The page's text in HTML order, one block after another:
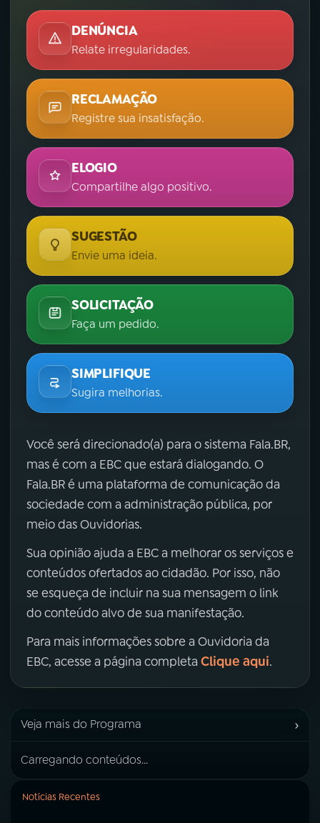
DENÚNCIA
Relate irregularidades.
RECLAMAÇÃO
Registre sua insatisfação.
ELOGIO
Compartilhe algo positivo.
SUGESTÃO
Envie uma ideia.
SOLICITAÇÃO
Faça um pedido.
SIMPLIFIQUE
Sugira melhorias.
Você será direcionado(a) para o sistema Fala.BR,
mas é com a EBC que estará dialogando. O
Fala.BR é uma plataforma de comunicação da
sociedade com a administração pública, por
meio das Ouvidorias.
Sua opinião ajuda a EBC a melhorar os serviços e
conteúdos ofertados ao cidadão. Por isso, não
se esqueça de incluir na sua mensagem o link
do conteúdo alvo de sua manifestação.
Para mais informações sobre a Ouvidoria da
EBC, acesse a página completa Clique aqui.
Veja mais do Programa ›
Carregando conteúdos...
Notícias Recentes